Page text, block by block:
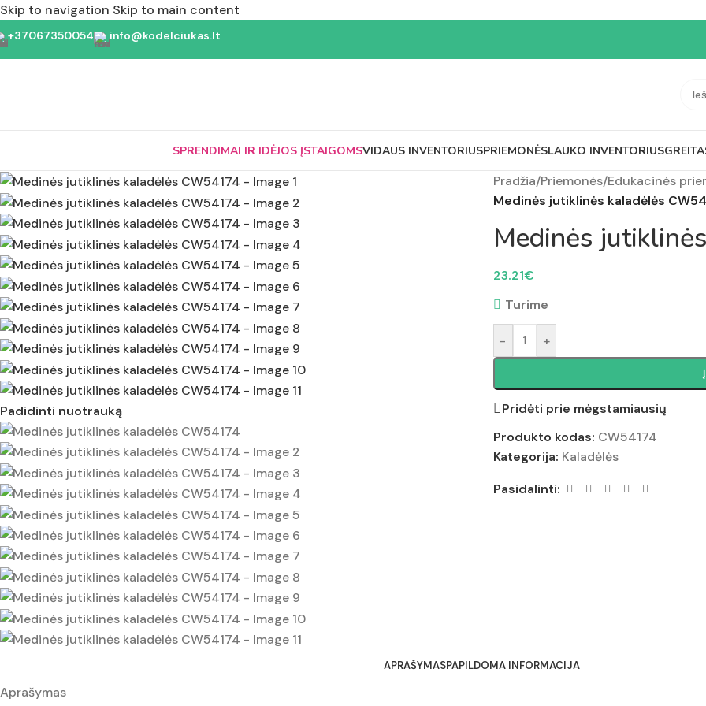
Skip to navigation Skip to main content
+37067350054 info@kodelciukas.lt
SPRENDIMAI IR IDĖJOS ĮSTAIGOMSVIDAUS INVENTORIUSPRIEMONĖSLAUKO INVENTORIUS
Padidinti nuotrauką
Pradžia/Priemonės/Edukacinės
Medinės jutiklinės kaladėlės
Medinės
23.21€
Turime
- +
Pridėti prie mėgstamiausių
Produkto kodas: CW54174
Kategorija: Kaladėlės
Pasidalinti:
APRAŠYMASPAPILDOMA INFORMACIJA
Aprašymas